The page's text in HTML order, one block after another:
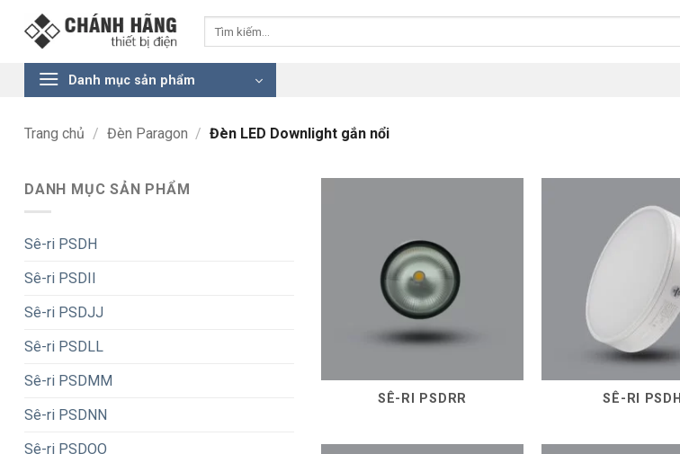
Danh mục sản phẩm
Trang chủ / Đèn Paragon / Đèn LED Downlight gắn nổi
DANH MỤC SẢN PHẨM
Sê-ri PSDH
Sê-ri PSDII
Sê-ri PSDJJ
Sê-ri PSDLL
Sê-ri PSDMM
Sê-ri PSDNN
Sê-ri PSDOO
SÊ-RI PSDRR SÊ-RI PSDH